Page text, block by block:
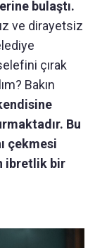
bulaştı.
ve dirayetsiz
çırak
Bakın
Bu
çekmesi
ibretlik bir